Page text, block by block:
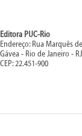
Editora PUC-Rio
Endereço: Rua Marquês
Gávea - Rio de Janeiro - RJ
CEP: 22.451-900